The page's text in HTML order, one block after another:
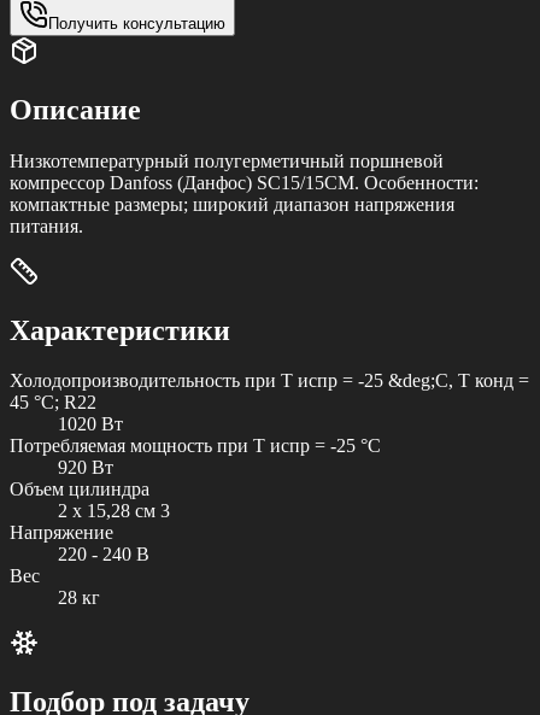
Получить консультацию
Описание
Низкотемпературный полугерметичный поршневой
компрессор Danfoss (Данфос) SC15/15CM. Особенности:
компактные размеры; широкий диапазон напряжения
питания.
Характеристики
Холодопроизводительность при T испр = -25 &deg;C, T конд =
45 °C; R22
1020 Вт
Потребляемая мощность при T испр = -25 °C
920 Вт
Объем цилиндра
2 x 15,28 см 3
Напряжение
220 - 240 В
Вес
28 кг
Подбор под задачу